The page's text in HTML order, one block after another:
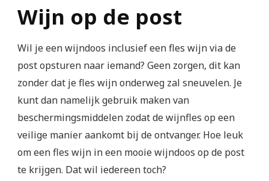
Wijn op de post
Wil je een wijndoos inclusief een fles wijn via de
post opsturen naar iemand? Geen zorgen, dit kan
zonder dat je fles wijn onderweg zal sneuvelen. Je
kunt dan namelijk gebruik maken van
beschermingsmiddelen zodat de wijnfles op een
veilige manier aankomt bij de ontvanger. Hoe leuk
om een fles wijn in een mooie wijndoos op de post
te krijgen. Dat wil iedereen toch?